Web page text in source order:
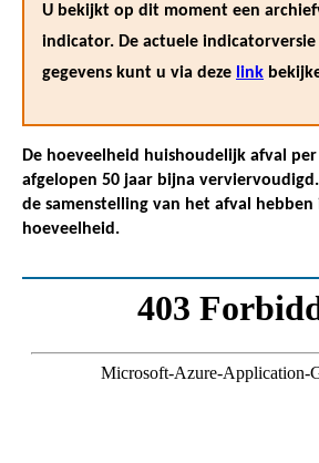
U bekijkt op dit moment een
indicator. De actuele
gegevens kunt u via deze link
De hoeveelheid huishoudelijk afval
afgelopen 50 jaar bijna
de samenstelling van het afval
hoeveelheid.